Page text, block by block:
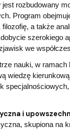
rozbudowany
Program
filozofię, a także
szerokiego
we
nauki, w ramach
wiedzę
i
skupiona na